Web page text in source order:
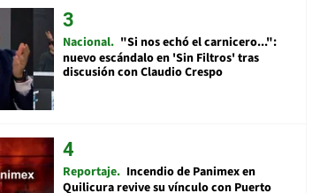
Nacional "Si nos echó el carnicero...":
nuevo escándalo en 'Sin Filtros' tras
discusión con Claudio Crespo
Reportaje Incendio de Panimex en
Quilicura revive su vínculo con Puerto